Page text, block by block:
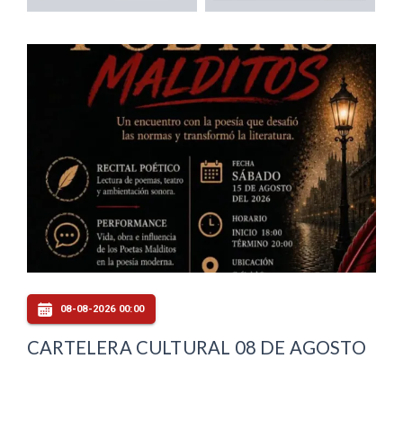
08-08-2026 00:00
CARTELERA CULTURAL 08 DE AGOSTO